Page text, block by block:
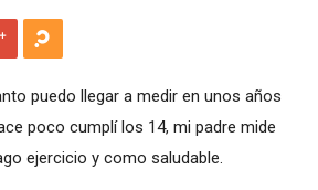
puedo llegar a medir en unos años
poco cumplí los 14, mi padre mide
ejercicio y como saludable.